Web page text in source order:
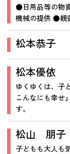
●日用品等の物
機械の提供 ●親
松本恭子
松本優依
ゆくゆくは、子
こんなにも幸せ
す。
松山 朋子
子どもも大人も